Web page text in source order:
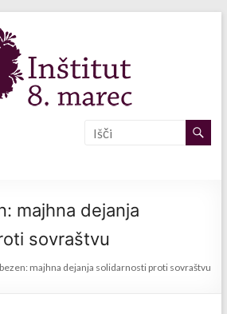
majhna dejanja
sovraštvu
majhna dejanja solidarnosti proti sovraštvu